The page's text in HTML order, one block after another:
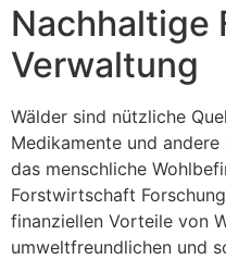
Nachhaltige
Verwaltung
Wälder sind nützliche
Medikamente und
das menschliche
Forstwirtschaft
finanziellen Vorteile von
umweltfreundlichen und